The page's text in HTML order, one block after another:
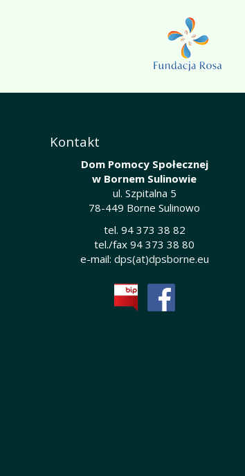
Kontakt
Dom Pomocy Społecznej
w Bornem Sulinowie
ul. Szpitalna 5
78-449 Borne Sulinowo
tel. 94 373 38 82
tel./fax 94 373 38 80
e-mail: dps(at)dpsborne.eu